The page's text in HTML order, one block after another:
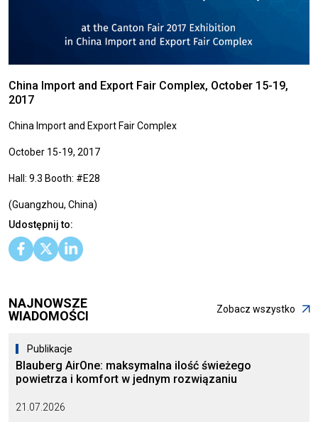
China Import and Export Fair Complex, October 15-19,
2017
China Import and Export Fair Complex
October 15-19, 2017
Hall: 9.3 Booth: #E28
(Guangzhou, China)
Udostępnij to:
NAJNOWSZE
WIADOMOŚCI
Zobacz wszystko
Publikacje
Blauberg AirOne: maksymalna ilość świeżego
powietrza i komfort w jednym rozwiązaniu
21.07.2026